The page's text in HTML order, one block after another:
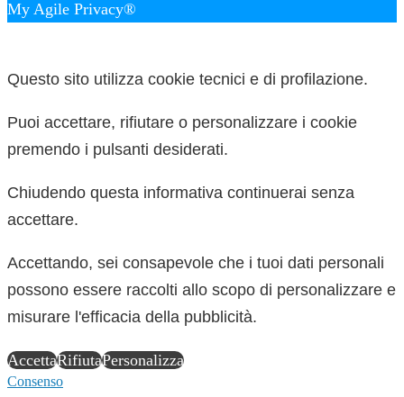
My Agile Privacy®
Questo sito utilizza cookie tecnici e di profilazione.
Puoi accettare, rifiutare o personalizzare i cookie
premendo i pulsanti desiderati.
Chiudendo questa informativa continuerai senza
accettare.
Accettando, sei consapevole che i tuoi dati personali
possono essere raccolti allo scopo di personalizzare e
misurare l'efficacia della pubblicità.
AccettaRifiutaPersonalizza
Consenso